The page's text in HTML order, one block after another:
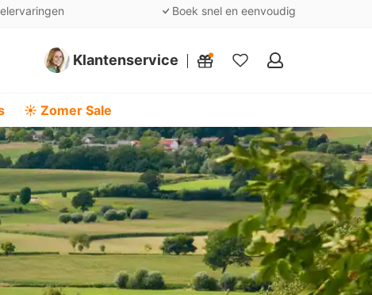
Boek snel en eenvoudig
Klantenservice
Mijn
☀️ Zomer Sale